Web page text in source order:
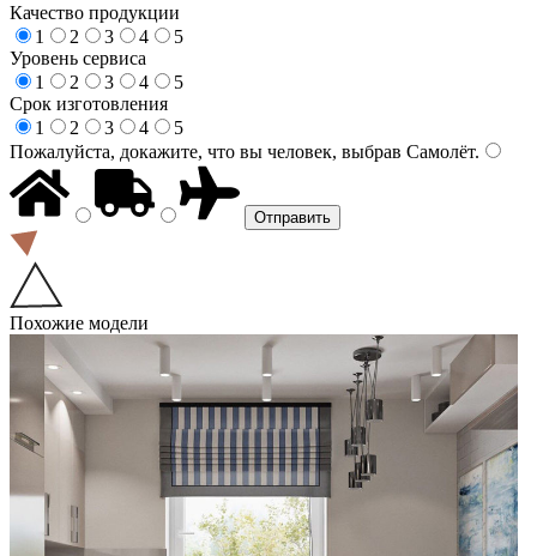
Качество продукции
1
2 3 4
5
Уровень сервиса
1
2 3 4
5
Срок изготовления
1
2 3 4
5
Пожалуйста, докажите, что вы человек, выбрав Самолёт.
Похожие модели